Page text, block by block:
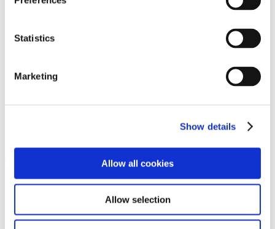
Statistics
Marketing
Show details
Allow all cookies
Allow selection
Monika Grabuschnigg
SPACED OUT – Gut Kerkow
Isabelle Graeff
Martin Groß
Kunstraum Kreuzberg/Bethanien
KVOST - Kunstverein Ost
Robert Haas Haus am Waldsee
Galerie Nordenhake
Villa Schöningen
Richard Hamilton Edition Block